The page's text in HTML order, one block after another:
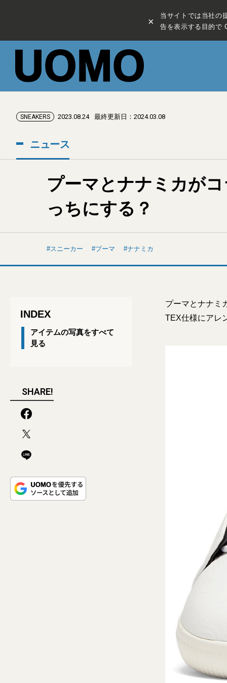
×
当サイトでは当社の
告を表示する目的で
SNEAKERS 2023.08.24 最終更新日：2024.03.08
ニュース
プーマとナナミカが
っちにする？
スニーカー プーマ ナナミカ
INDEX
アイテムの写真をすべて
見る
SHARE!
プーマとナナミ
TEX仕様にアレ